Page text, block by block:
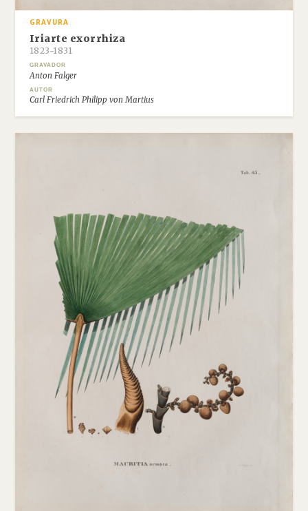
GRAVURA
Iriarte exorrhiza
1823-1831
GRAVADOR
Anton Falger
AUTOR
Carl Friedrich Philipp von Martius